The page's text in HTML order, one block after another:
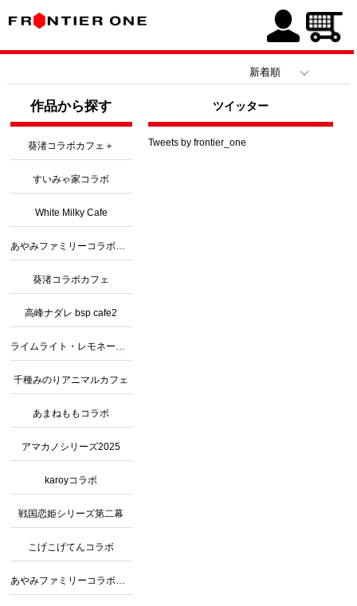
作品から探す
葵渚コラボカフェ＋
すいみゃ家コラボ
White Milky Cafe
葵渚コラボカフェ
高峰ナダレ bsp cafe2
千種みのりアニマルカフェ
あまねももコラボ
アマカノシリーズ2025
karoyコラボ
戦国恋姫シリーズ第二幕
こげこげてんコラボ
ツイッター
Tweets by frontier_one